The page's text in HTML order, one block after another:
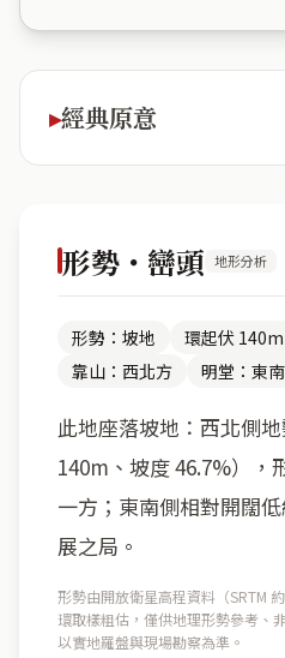
經典原意
形勢・巒頭 地形分析
形勢：坡地 環起伏 140m
靠山：西北方
明堂：東
此地座落坡地：西北側
140m、坡度 46.7%），
一方；東南側相對開闊
展之局。
形勢由開放衛星高程資料（SRTM
環取樣粗估，僅供地理形勢參考、
以實地羅盤與現場勘察為準。